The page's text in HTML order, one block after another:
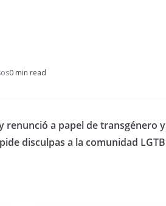
0 min read
renunció a papel de transgénero y
pide disculpas a la comunidad LGTB